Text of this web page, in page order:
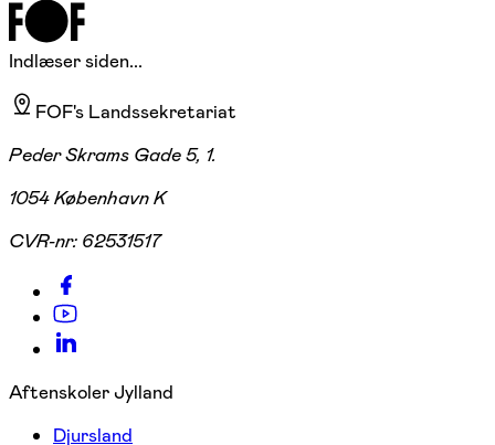
Indlæser siden...
FOF's Landssekretariat
Peder Skrams Gade 5, 1.
1054 København K
CVR-nr: 62531517
Aftenskoler Jylland
Djursland